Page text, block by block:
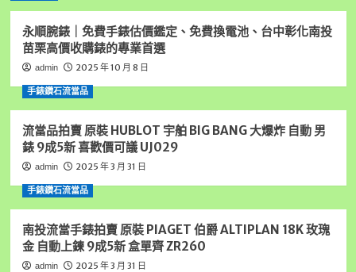
農
地
借
錢
首
選
統
一
當
舖,
雲
林
房
錢,
雲
林
永順腕錶｜免費手錶估價鑑定、免費換電池、台中彰化南投
苗栗高價收購錶的專業首選
admin 2025 年 10 月 8 日
手錶鑽石流當品
流當品拍賣 原裝 HUBLOT 宇舶 BIG BANG 大爆炸 自動 男
錶 9成5新 喜歡價可議 UJ029
admin 2025 年 3 月 31 日
手錶鑽石流當品
南投流當手錶拍賣 原裝 PIAGET 伯爵 ALTIPLAN 18K 玫瑰
金 自動上鍊 9成5新 盒單齊 ZR260
admin 2025 年 3 月 31 日